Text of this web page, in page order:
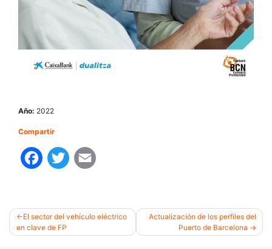
Año: 2022
Compartir
Facebook
Twitter
Navegación
El sector del vehículo eléctrico
en clave de FP
Actualización de los perfiles del
Puerto de Barcelona